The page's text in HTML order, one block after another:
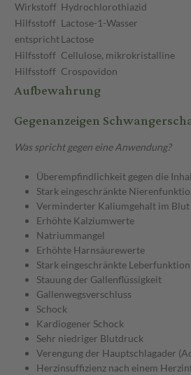
Wirkstoff Hydrochlorothiazid
Hilfsstoff Lactose-1-Wasser
entsprichtLactose
Hilfsstoff Cellulose, mikrokristalline
Hilfsstoff Crospovidon
Aufbewahrung
Gegenanzeigen
Was spricht gegen eine Anwendung?
Überempfindlichkeit gegen die
Stark eingeschränkte
Verminderter Kaliumgehalt im Blut
Erhöhte Kalziumwerte
Natriummangel
Erhöhte Harnsäurewerte
Stark eingeschränkte Leberfunktion
Stauung der Gallenflüssigkeit
Gallenwegsverschluss
Schock
Kardiogener Schock
Sehr niedriger Blutdruck
Verengung der Hauptschlagader
Herzinsuffizienz nach einem